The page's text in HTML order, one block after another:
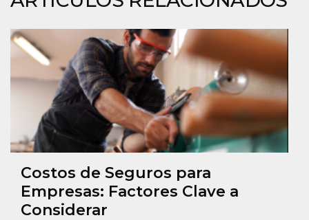
Costos de Seguros para
Empresas: Factores Clave a
Considerar